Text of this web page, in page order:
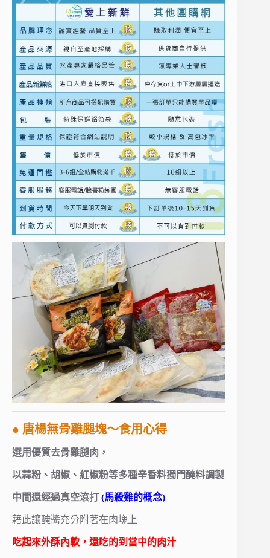
● 唐楊無骨雞腿塊～食用心得
選用優質去骨雞腿肉，
以蒜粉、胡椒、紅椒粉等多種辛香料獨門醃料調製
中間還經過真空滾打 (馬殺雞的概念)
藉此讓醃醬充分附著在肉塊上
吃起來外酥內軟，還吃的到當中的肉汁